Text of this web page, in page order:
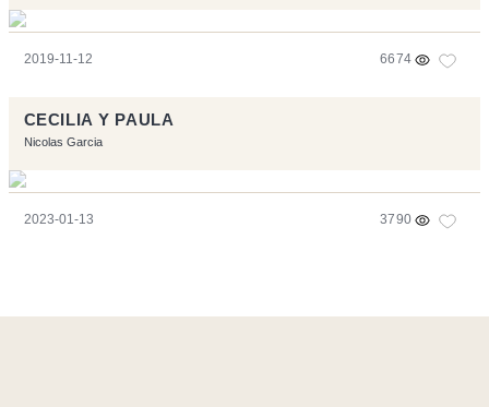
2019-11-12 6674
CECILIA Y PAULA
Nicolas Garcia
2023-01-13 3790